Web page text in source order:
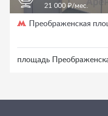
21 000 ₽/мес.
Преображенская
площадь